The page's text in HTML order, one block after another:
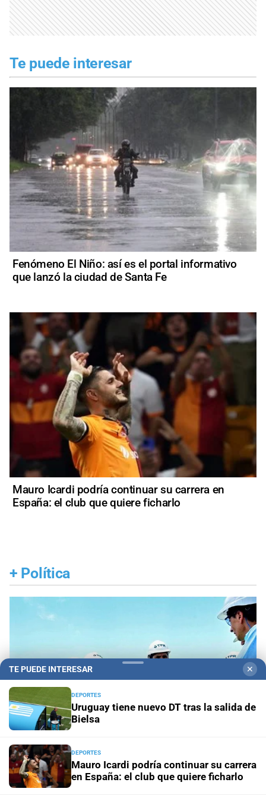
Te puede interesar
Fenómeno El Niño: así es el portal informativo
que lanzó la ciudad de Santa Fe
Mauro Icardi podría continuar su carrera en
España: el club que quiere ficharlo
+ Política
Lo confirmó Coudannes Pullaro viaja a Chile con
agenda productiva vinculada al puerto de Rosario
TE PUEDE INTERESAR ✕
DEPORTES
Uruguay tiene nuevo DT tras la salida de
Bielsa
DEPORTES
Mauro Icardi podría continuar su carrera
en España: el club que quiere ficharlo